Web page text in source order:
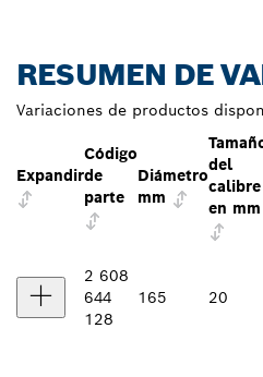
RESUMEN DE
Variaciones de productos
Expandir
Código
de
parte
Diámetro
mm
del
calibre
en mm
2 608
644
128
165 20